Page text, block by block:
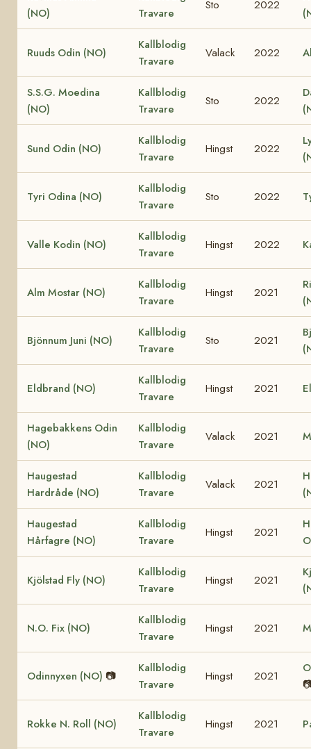
(NO)
Travare
Sto 2022
Ruuds Odin (NO)
Kallblodig
Travare
Valack 2022
S.S.G. Moedina
(NO)
Kallblodig
Travare
Sto 2022
Sund Odin (NO)
Kallblodig
Travare
Hingst 2022
Tyri Odina (NO)
Kallblodig
Travare
Sto 2022
Valle Kodin (NO)
Kallblodig
Travare
Hingst 2022
Alm Mostar (NO)
Kallblodig
Travare
Hingst 2021
Bjönnum Juni (NO)
Kallblodig
Travare
Sto 2021
Eldbrand (NO)
Kallblodig
Travare
Hingst 2021
Hagebakkens Odin
(NO)
Kallblodig
Travare
Valack 2021
Haugestad
Hardråde (NO)
Kallblodig
Travare
Valack 2021
Haugestad
Hårfagre (NO)
Kallblodig
Travare
Hingst 2021
Kjölstad Fly (NO)
Kallblodig
Travare
Hingst 2021
N.O. Fix (NO)
Kallblodig
Travare
Hingst 2021
Odinnyxen (NO) 📷
Kallblodig
Travare
Hingst 2021
Rokke N. Roll (NO)
Kallblodig
Travare
Hingst 2021